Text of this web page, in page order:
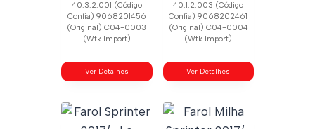
40.3.2.001 (Código
Confia) 9068201456
(Original) C04-0003
(Wtk Import)
Ver Detalhes
40.1.2.003 (Código
Confia) 9068202461
(Original) C04-0004
(Wtk Import)
Ver Detalhes